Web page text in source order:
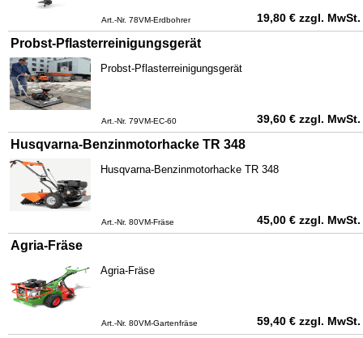
Art.-Nr. 78VM-Erdbohrer 19,80 € zzgl. MwSt.
Probst-Pflasterreinigungsgerät
Probst-Pflasterreinigungsgerät
Art.-Nr. 79VM-EC-60 39,60 € zzgl. MwSt.
Husqvarna-Benzinmotorhacke TR 348
Husqvarna-Benzinmotorhacke TR 348
Art.-Nr. 80VM-Fräse 45,00 € zzgl. MwSt.
Agria-Fräse
Agria-Fräse
Art.-Nr. 80VM-Gartenfräse 59,40 € zzgl. MwSt.